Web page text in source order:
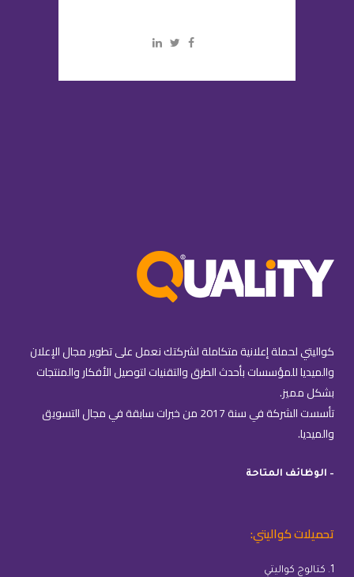
كواليتي لحملة إعلانية متكاملة لشركتك نعمل على تطوير مجال الإعلان
والميديا للمؤسسات بأحدث الطرق والتقنيات لتوصيل الأفكار والمنتجات
بشكل مميز.
تأسست الشركة في سنة 2017 من خبرات سابقة في مجال التسويق
والميديا.
– الوظائف المتاحة
تحميلات كواليتي:
1. كتالوج كواليتي